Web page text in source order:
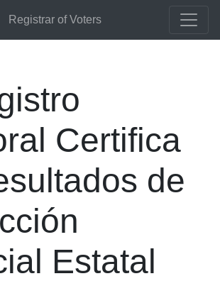
Registrar of Voters
Certifica
de
Estatal